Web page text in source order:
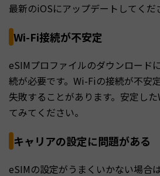
最新のiOSにアップデートしてくだ
Wi-Fi接続が不安定
eSIMプロファイルのダウンロード
続が必要です。Wi-Fiの接続が不安
失敗することがあります。安定し
てみてください。
キャリアの設定に問題がある
eSIMの設定がうまくいかない場合